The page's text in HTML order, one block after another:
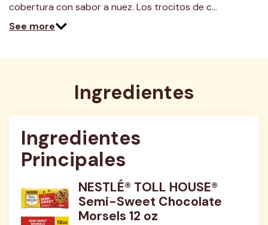
cobertura con sabor a nuez. Los trocitos de c…
See more
Ingredientes
Ingredientes
Principales
NESTLÉ® TOLL HOUSE®
Semi-Sweet Chocolate
Morsels 12 oz